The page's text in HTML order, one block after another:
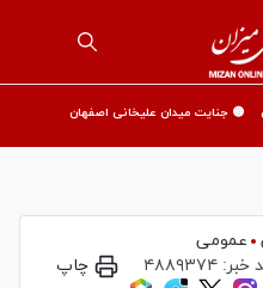
🟡 جنایت میدان علیخانی اصفهان
عمومی
خبر: ۴۸۸۹۳۷۴ چاپ